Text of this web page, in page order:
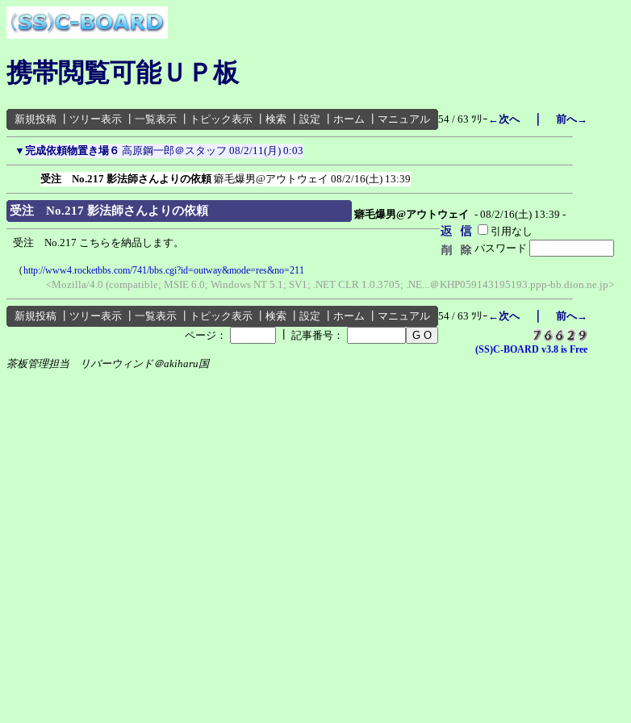
携帯閲覧可能ＵＰ板
新規投稿 ツリー表示 一覧表示 トピック表示 検索 設定 ホーム マニュアル 54 / 63 ﾂﾘｰ ←次へ｜ 前へ→
▼ 完成依頼物置き場６ 高原鋼一郎＠スタッフ 08/2/11(月) 0:03
受注 No.217 影法師さんよりの依頼 癖毛爆男@アウトウェイ 08/2/16(土) 13:39
受注 No.217 影法師さんよりの依頼 癖毛爆男@アウトウェイ - 08/2/16(土) 13:39 -
引用なし
パスワード
受注 No.217 こちらを納品します。
（http://www4.rocketbbs.com/741/bbs.cgi?id=outway&mode=res&no=211
<Mozilla/4.0 (compatible; MSIE 6.0; Windows NT 5.1; SV1; .NET CLR 1.0.3705; .NE...＠KHP059143195193.ppp-bb.dion.ne.jp>
新規投稿 ツリー表示 一覧表示 トピック表示 検索 設定 ホーム マニュアル 54 / 63 ﾂﾘｰ ←次へ｜ 前へ→
ページ：
記事番号：
(SS)C-BOARD v3.8 is Free
茶板管理担当 リバーウィンド＠akiharu国